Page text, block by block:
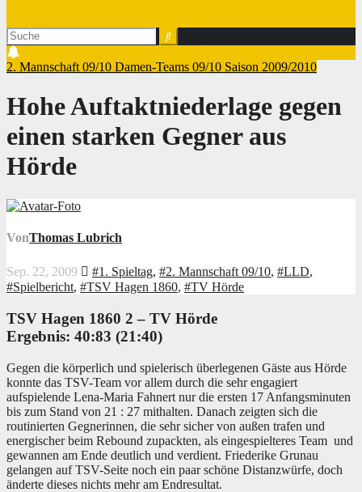
2. Mannschaft 09/10 Damen-Teams 09/10 Saison 2009/2010
Hohe Auftaktniederlage gegen
einen starken Gegner aus
Hörde
VonThomas Lubrich
Sep. 22, 2009 #1. Spieltag, #2. Mannschaft 09/10, #LLD,
#Spielbericht, #TSV Hagen 1860, #TV Hörde
TSV Hagen 1860 2 – TV Hörde
Ergebnis: 40:83 (21:40)
Gegen die körperlich und spielerisch überlegenen Gäste aus Hörde
konnte das TSV-Team vor allem durch die sehr engagiert
aufspielende Lena-Maria Fahnert nur die ersten 17 Anfangsminuten
bis zum Stand von 21 : 27 mithalten. Danach zeigten sich die
routinierten Gegnerinnen, die sehr sicher von außen trafen und
energischer beim Rebound zupackten, als eingespielteres Team und
gewannen am Ende deutlich und verdient. Friederike Grunau
gelangen auf TSV-Seite noch ein paar schöne Distanzwürfe, doch
änderte dieses nichts mehr am Endresultat.